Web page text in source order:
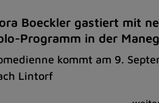
Boeckler gastiert mit
Programm in der
kommt am 9.
Lintorf